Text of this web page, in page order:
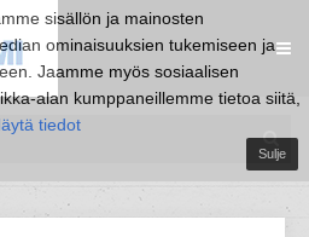
sisällön ja mainosten
ominaisuuksien tukemiseen ja
Jaamme myös sosiaalisen
alan kumppaneillemme tietoa siitä,
tiedot
Sulje